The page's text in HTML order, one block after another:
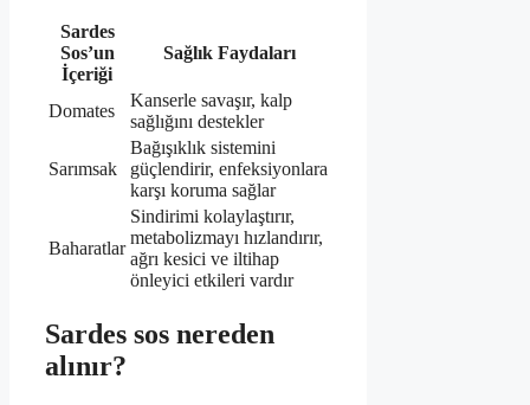
Sardes
Sos’un
İçeriği
Sağlık Faydaları
Domates
Kanserle savaşır, kalp
sağlığını destekler
Sarımsak
Bağışıklık sistemini
güçlendirir, enfeksiyonlara
karşı koruma sağlar
Baharatlar
Sindirimi kolaylaştırır,
metabolizmayı hızlandırır,
ağrı kesici ve iltihap
önleyici etkileri vardır
Sardes sos nereden
alınır?